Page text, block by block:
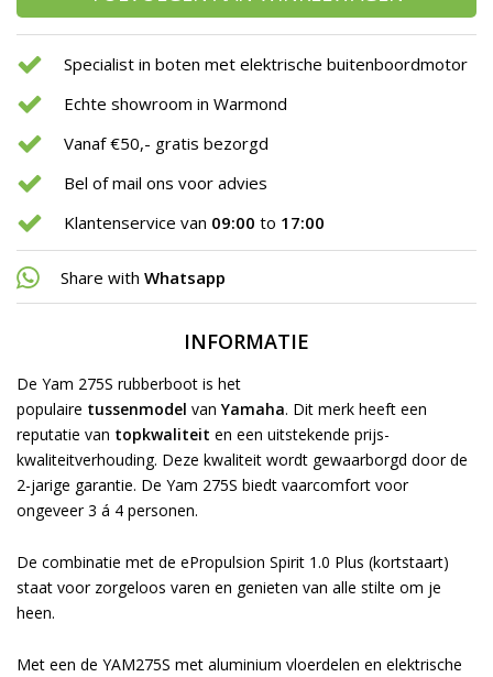
Specialist in boten met elektrische buitenboordmotor
Echte showroom in Warmond
Vanaf €50,- gratis bezorgd
Bel of mail ons voor advies
Klantenservice van 09:00 to 17:00
Share with Whatsapp
INFORMATIE
De Yam 275S rubberboot is het
populaire tussenmodel vanYamaha. Dit merk heeft een
reputatie van topkwaliteit en een uitstekende prijs-
kwaliteitverhouding. Deze kwaliteit wordt gewaarborgd door de
2-jarige garantie. De Yam 275S biedt vaarcomfort voor
ongeveer 3 á 4 personen.
De combinatie met de ePropulsion Spirit 1.0 Plus (kortstaart)
staat voor zorgeloos varen en genieten van alle stilte om je
heen.
Met een de YAM275S met aluminium vloerdelen en elektrische